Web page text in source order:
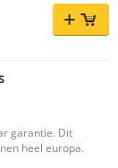
gebruik
voor wie
de
een
garantie. Dit
heel europa.